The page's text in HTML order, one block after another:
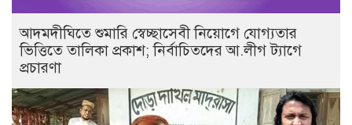
আদমদীঘিতে শুমারি স্বেচ্ছাসেবী নিয়োগে যোগ্যতার
ভিত্তিতে তালিকা প্রকাশ; নির্বাচিতদের আ.লীগ ট্যাগে
প্রচারণা